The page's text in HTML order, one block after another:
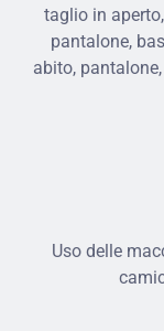
taglio in
pantalone,
abito,
Uso delle